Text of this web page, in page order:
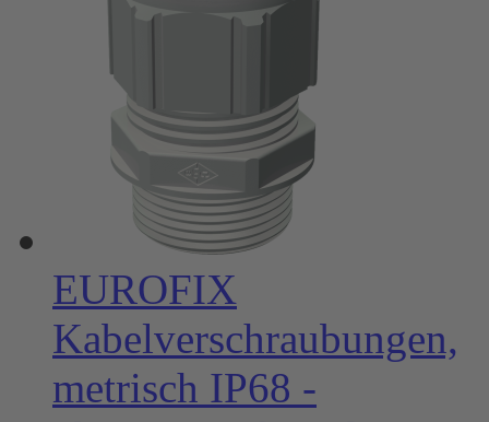
EUROFIX
Kabelverschraubungen,
metrisch IP68 -